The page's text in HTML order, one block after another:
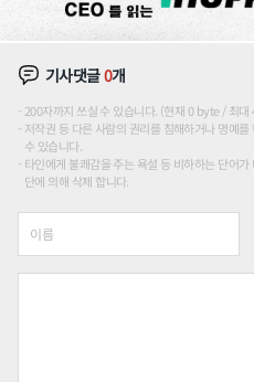
기사댓글0개
200자까지 쓰실 수 있습니다. (현재 0 byte / 최
저작권 등 다른 사람의 권리를 침해하거나 명예
수 있습니다.
타인에게 불쾌감을 주는 욕설 등 비하하는 단어
단에 의해 삭제 합니다.